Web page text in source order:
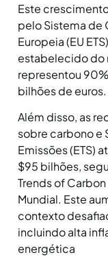
Este
pelo Sistema de
Europeia (EU
estabelecido do
representou
bilhões de euros​​.
Além disso, as
sobre carbono e
Emissões (ETS)
$95 bilhões,
Trends of
Mundial. Este
contexto
incluindo alta
energética